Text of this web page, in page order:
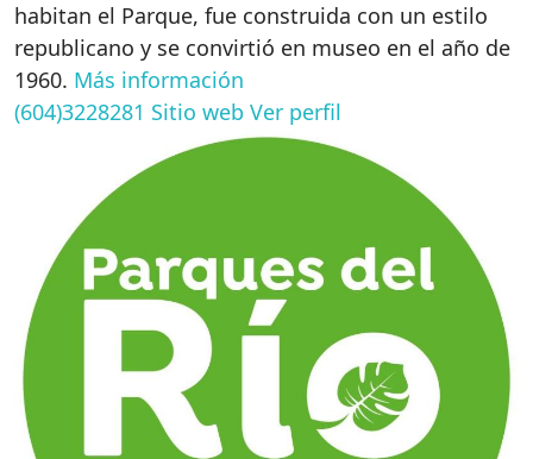
habitan el Parque, fue construida con un estilo
republicano y se convirtió en museo en el año de
1960. Más información
(604)3228281 Sitio web Ver perfil